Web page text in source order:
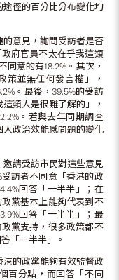
徑的百分比分布變化均
意見，詢問受訪者是否
府官員不太在乎我這類
同意的有18.2%。其次，
策並無任何發言權」，
。最後，39.5%的受訪
類人是很難了解的」，
。若與去年同期調查
政治效能感問題的變化
請受訪市民對這些意見
訪者不同意「香港的政
回答「一半半」；在
黨基本上能夠代表到不
回答「一半半」；最
黨支持，很多政策都不
「一半半」。
的政黨能夠有效監督政
百分點，而回答「不同